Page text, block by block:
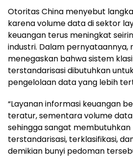
Otoritas China menyebut
karena volume data di sektor
keuangan terus meningkat
industri. Dalam pernyataannya,
menegaskan bahwa sistem
terstandarisasi dibutuhkan
pengelolaan data yang lebih
“Layanan informasi keuangan
teratur, sementara volume
sehingga sangat
terstandarisasi, terklasifikasi,
demikian bunyi pedoman